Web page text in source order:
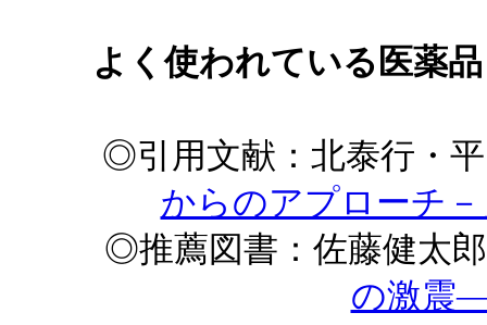
よく使われている医薬
◎引用文献：北泰行・
からのアプローチ
◎推薦図書：佐藤健太
の激震